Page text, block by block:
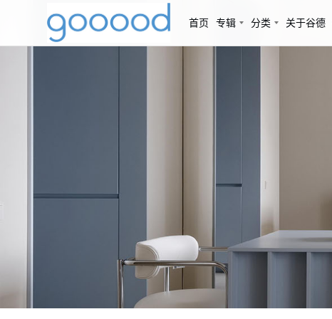
首页 专辑 分类 关于谷德